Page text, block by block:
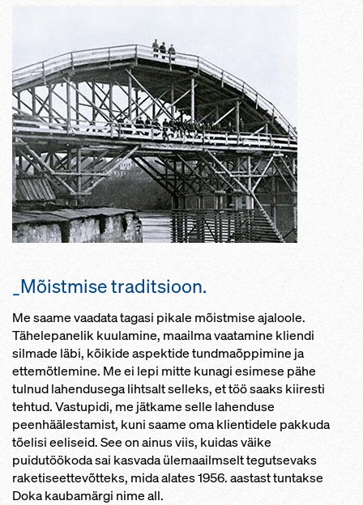
_Mõistmise traditsioon.
Me saame vaadata tagasi pikale mõistmise ajaloole.
Tähelepanelik kuulamine, maailma vaatamine kliendi
silmade läbi, kõikide aspektide tundmaõppimine ja
ettemõtlemine. Me ei lepi mitte kunagi esimese pähe
tulnud lahendusega lihtsalt selleks, et töö saaks kiiresti
tehtud. Vastupidi, me jätkame selle lahenduse
peenhäälestamist, kuni saame oma klientidele pakkuda
tõelisi eeliseid. See on ainus viis, kuidas väike
puidutöökoda sai kasvada ülemaailmselt tegutsevaks
raketiseettevõtteks, mida alates 1956. aastast tuntakse
Doka kaubamärgi nime all.